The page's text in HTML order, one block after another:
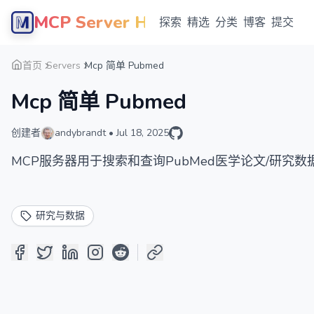
MCP Server Hub探索 精选 分类 博客 提交
首页 Servers Mcp 简单 Pubmed
Mcp 简单 Pubmed
创建者 andybrandt • Jul 18, 2025
MCP服务器用于搜索和查询PubMed医学论文/研究数
研究与数据